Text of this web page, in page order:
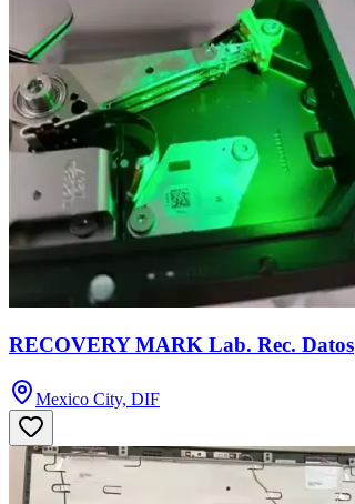
RECOVERY MARK Lab. Rec. Datos
Mexico City, DIF